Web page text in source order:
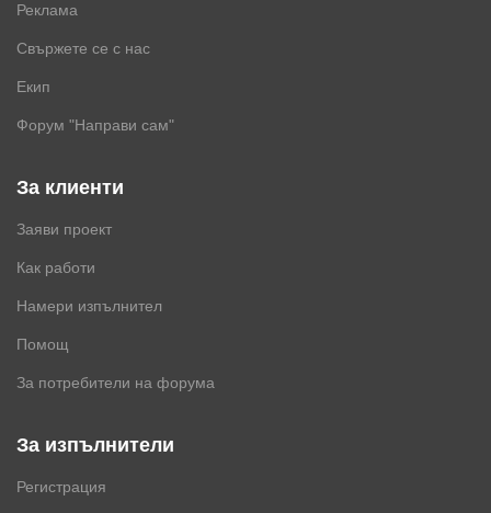
Реклама
Свържете се с нас
Екип
Форум "Направи сам"
За клиенти
Заяви проект
Как работи
Намери изпълнител
Помощ
За потребители на форума
За изпълнители
Регистрация